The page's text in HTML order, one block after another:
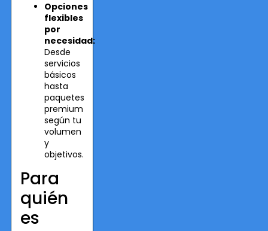
Opciones
flexibles
por
necesidad:
Desde
servicios
básicos
hasta
paquetes
premium
según tu
volumen
y
objetivos.
Para
quién
es